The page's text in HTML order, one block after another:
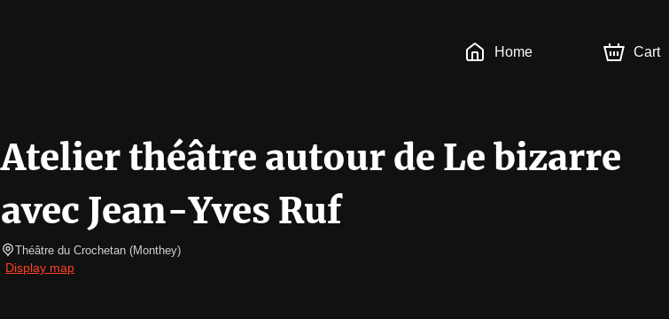
Home Cart
Atelier théâtre autour de Le bizarre
avec Jean-Yves Ruf
Théâtre du Crochetan (Monthey)
Display map